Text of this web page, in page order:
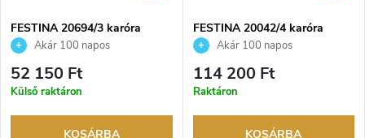
FESTINA 20694/3 karóra
Akár 100 napos
márkakereskedő.
52 150 Ft
Külső raktáron
KOSÁRBA
FESTINA 20042/4 karóra
Akár 100 napos
márkakereskedő.
114 200 Ft
Raktáron
KOSÁRBA